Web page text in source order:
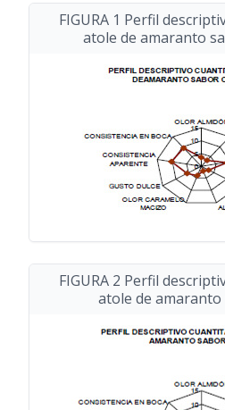
FIGURA 1 Perfil
atole de amaranto
FIGURA 2 Perfil
atole de